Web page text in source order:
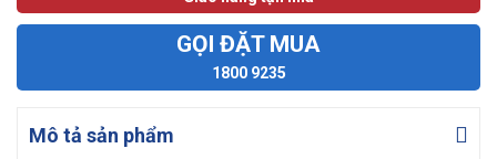
GỌI ĐẶT MUA
1800 9235
Mô tả sản phẩm